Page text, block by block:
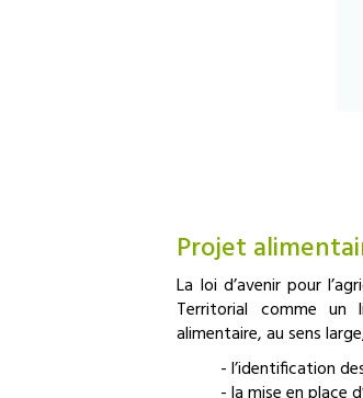
Projet
La loi d’avenir pour
Territorial comme un
alimentaire, au sens
- l’identification